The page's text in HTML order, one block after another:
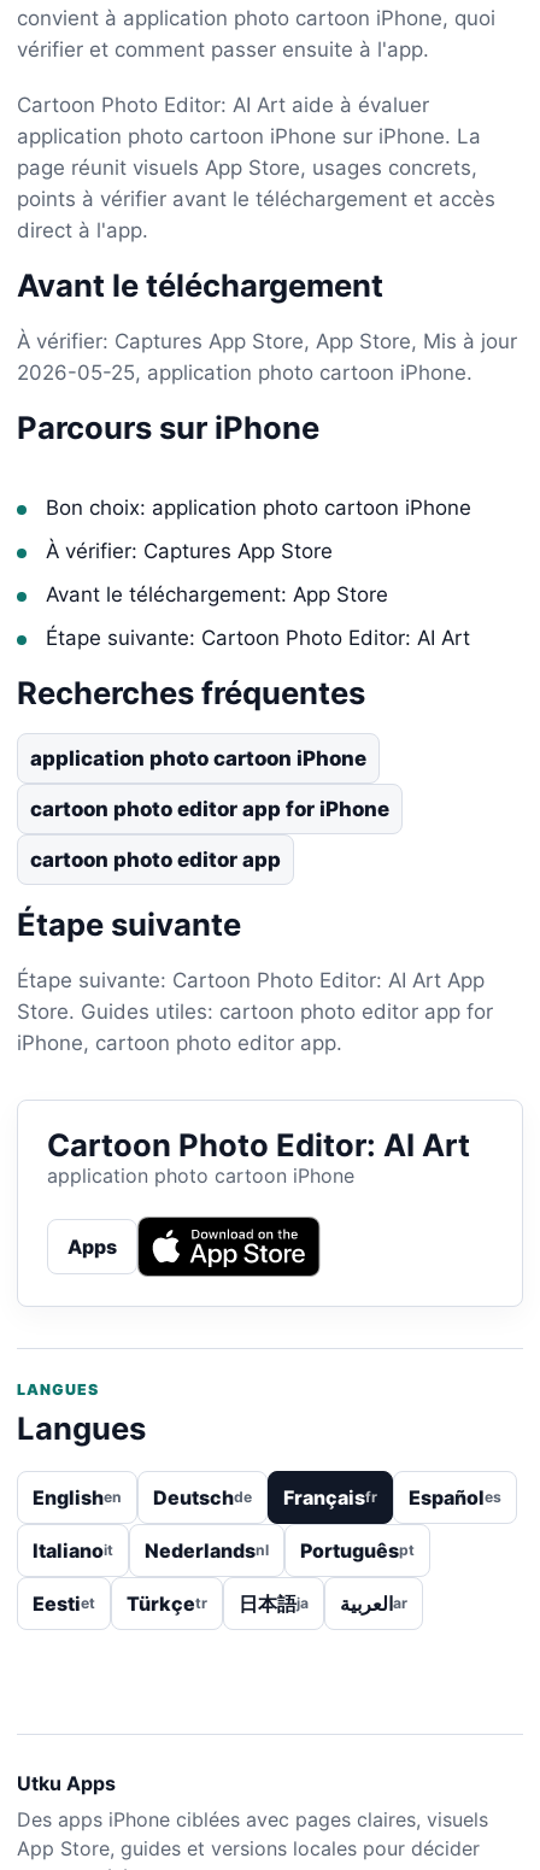
convient à application photo cartoon iPhone, quoi
vérifier et comment passer ensuite à l'app.
Cartoon Photo Editor: AI Art aide à évaluer
application photo cartoon iPhone sur iPhone. La
page réunit visuels App Store, usages concrets,
points à vérifier avant le téléchargement et accès
direct à l'app.
Avant le téléchargement
À vérifier: Captures App Store, App Store, Mis à jour
2026-05-25, application photo cartoon iPhone.
Parcours sur iPhone
Bon choix: application photo cartoon iPhone
À vérifier: Captures App Store
Avant le téléchargement: App Store
Étape suivante: Cartoon Photo Editor: AI Art
Recherches fréquentes
application photo cartoon iPhone
cartoon photo editor app for iPhone
cartoon photo editor app
Étape suivante
Étape suivante: Cartoon Photo Editor: AI Art App
Store. Guides utiles: cartoon photo editor app for
iPhone, cartoon photo editor app.
Cartoon Photo Editor: AI Art
application photo cartoon iPhone
Apps
LANGUES
Langues
Englishen Deutschde Françaisfr Españoles
Italianoit Nederlandsnl Portuguêspt
Eestiet Türkçetr 日本語ja العربيةar
Utku Apps
Des apps iPhone ciblées avec pages claires, visuels
App Store, guides et versions locales pour décider